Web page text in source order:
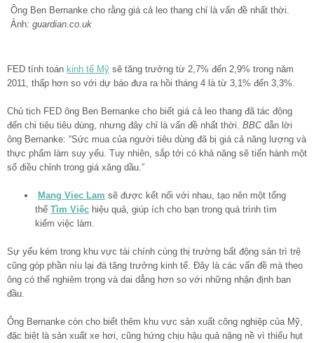
Ông Ben Bernanke cho rằng giá cả leo thang chỉ là vấn đề nhất thời.
Ảnh: guardian.co.uk
FED tính toán kinh tế Mỹ sẽ tăng trưởng từ 2,7% đến 2,9% trong năm
2011, thấp hơn so với dự báo đưa ra hồi tháng 4 là từ 3,1% đến 3,3%.
Chủ tịch FED ông Ben Bernanke cho biết giá cả leo thang đã tác động
đến chi tiêu tiêu dùng, nhưng đây chỉ là vấn đề nhất thời. BBC dẫn lời
ông Bernanke: “Sức mua của người tiêu dùng đã bị giá cả năng lượng và
thực phẩm làm suy yếu. Tuy nhiên, sắp tới có khả năng sẽ tiến hành một
số điều chỉnh trong giá xăng dầu.”
Mang Viec Lam sẽ được kết nối với nhau, tạo nên một tổng
thể Tìm Việc hiệu quả, giúp ích cho bạn trong quá trình tìm
kiếm việc làm.
Sự yếu kém trong khu vực tài chính cùng thị trường bất động sản trì trệ
cũng góp phần níu lại đà tăng trưởng kinh tế. Đây là các vấn đề mà theo
ông có thể nghiêm trọng và dai dẳng hơn so với những nhận định ban
đầu.
Ông Bernanke còn cho biết thêm khu vực sản xuất công nghiệp của Mỹ,
đặc biệt là sản xuất xe hơi, cũng hứng chịu hậu quả nặng nề vì thiếu hụt